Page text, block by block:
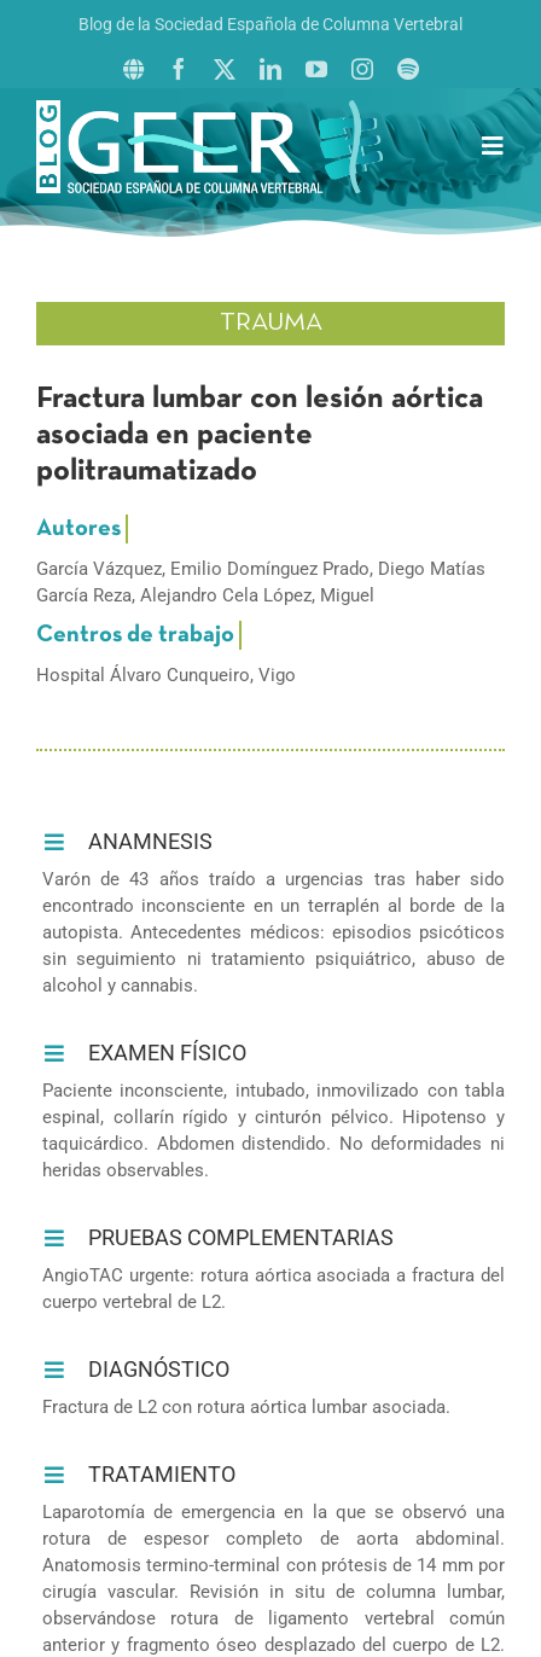
Blog de la Sociedad Española de Columna Vertebral
Inicio
Revista La Columna al Día
TRAUMA
Fractura lumbar con lesión aórtica
asociada en paciente
politraumatizado
García Vázquez, Emilio Domínguez Prado, Diego Matías
García Reza, Alejandro Cela López, Miguel
Hospital Álvaro Cunqueiro, Vigo
ANAMNESIS
Varón de 43 años traído a urgencias tras haber sido
encontrado inconsciente en un terraplén al borde de la
autopista. Antecedentes médicos: episodios psicóticos
sin seguimiento ni tratamiento psiquiátrico, abuso de
alcohol y cannabis.
EXAMEN FÍSICO
Paciente inconsciente, intubado, inmovilizado con tabla
espinal, collarín rígido y cinturón pélvico. Hipotenso y
taquicárdico. Abdomen distendido. No deformidades ni
heridas observables.
PRUEBAS COMPLEMENTARIAS
AngioTAC urgente: rotura aórtica asociada a fractura del
cuerpo vertebral de L2.
DIAGNÓSTICO
Fractura de L2 con rotura aórtica lumbar asociada.
TRATAMIENTO
Laparotomía de emergencia en la que se observó una
rotura de espesor completo de aorta abdominal.
Anatomosis termino-terminal con prótesis de 14 mm por
cirugía vascular. Revisión in situ de columna lumbar,
observándose rotura de ligamento vertebral común
anterior y fragmento óseo desplazado del cuerpo de L2.